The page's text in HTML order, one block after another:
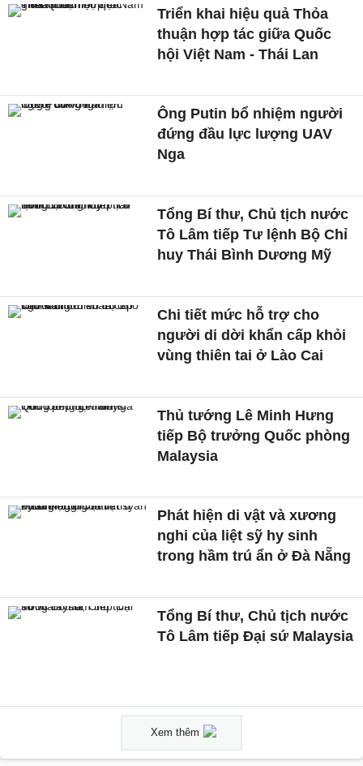
Triển khai hiệu quả Thỏa
thuận hợp tác giữa Quốc
hội Việt Nam - Thái Lan
Ông Putin bổ nhiệm người
đứng đầu lực lượng UAV
Nga
Tổng Bí thư, Chủ tịch nước
Tô Lâm tiếp Tư lệnh Bộ Chỉ
huy Thái Bình Dương Mỹ
Chi tiết mức hỗ trợ cho
người di dời khẩn cấp khỏi
vùng thiên tai ở Lào Cai
Thủ tướng Lê Minh Hưng
tiếp Bộ trưởng Quốc phòng
Malaysia
Phát hiện di vật và xương
nghi của liệt sỹ hy sinh
trong hầm trú ẩn ở Đà Nẵng
Tổng Bí thư, Chủ tịch nước
Tô Lâm tiếp Đại sứ Malaysia
Xem thêm